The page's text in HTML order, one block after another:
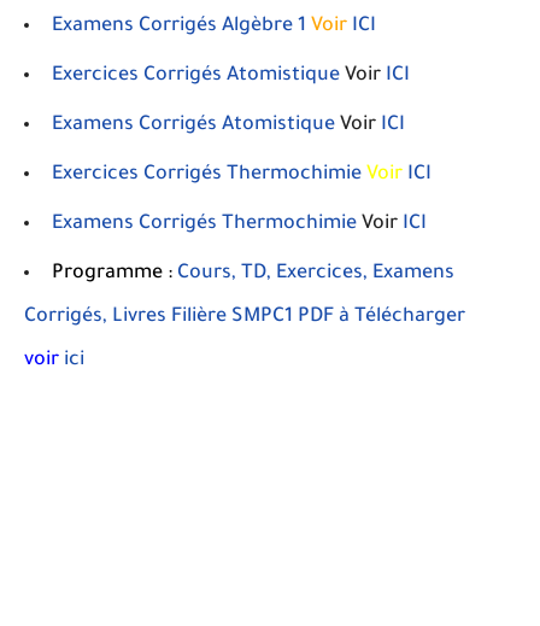
Examens Corrigés Algèbre 1 Voir ICI
Exercices Corrigés Atomistique Voir ICI
Examens Corrigés Atomistique Voir ICI
Exercices Corrigés Thermochimie Voir ICI
Examens Corrigés Thermochimie Voir ICI
Programme : Cours, TD, Exercices, Examens
Corrigés, Livres Filière SMPC1 PDF à Télécharger
voir ici